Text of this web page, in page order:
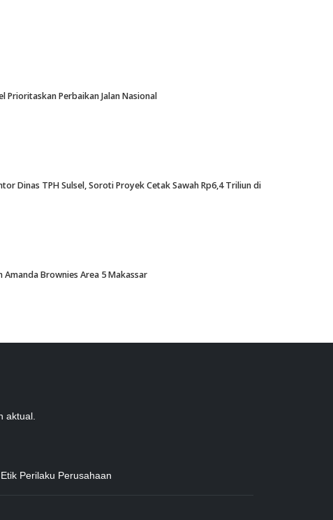
Prioritaskan Perbaikan Jalan Nasional
Dinas TPH Sulsel, Soroti Proyek Cetak Sawah Rp6,4 Triliun di
Amanda Brownies Area 5 Makassar
aktual.
Perilaku Perusahaan